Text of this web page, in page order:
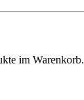
im Warenkorb.